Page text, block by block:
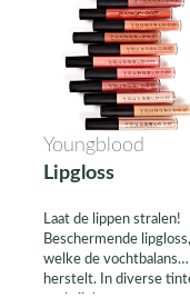
Youngblood
Lipgloss
Laat de lippen stralen!
Beschermende lipgloss,
welke de vochtbalans
herstelt. In diverse